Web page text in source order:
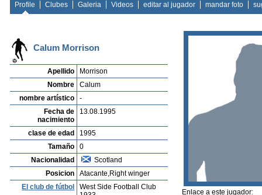
Profile Clubes Galeria Videos editar al jugador mandar foto
Calum Morrison
Apellido
Morrison
Nombre
Calum
nombre artístico
-
Fecha de
nacimiento
13.08.1995
clase de edad
1995
Tamaño
0
Nacionalidad
Scotland
Posicion
Atacante,Right winger
El club de fútbol
West Side Football Club
Enlace a este jugador: